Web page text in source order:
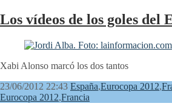
Los vídeos de los goles del
Xabi Alonso marcó los dos tantos
23/06/2012 22:43 España,Eurocopa 2012,
Eurocopa 2012,Francia